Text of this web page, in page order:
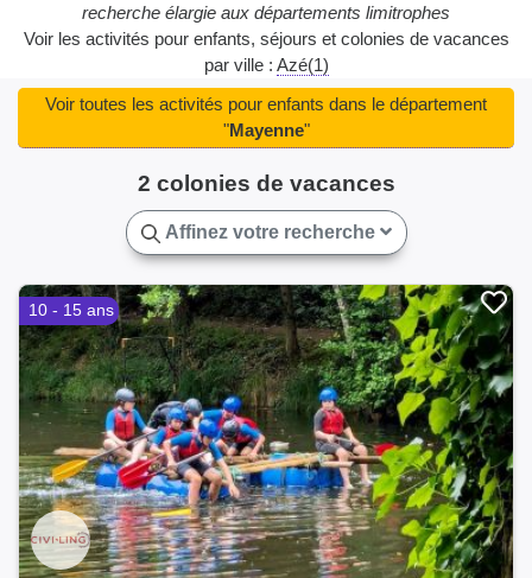
recherche élargie aux départements limitrophes
Voir les activités pour enfants, séjours et colonies de vacances
par ville : Azé(1)
2 colonies de vacances
Voir toutes les activités pour enfants dans le département
"Mayenne"
Affinez votre recherche
10 - 15 ans